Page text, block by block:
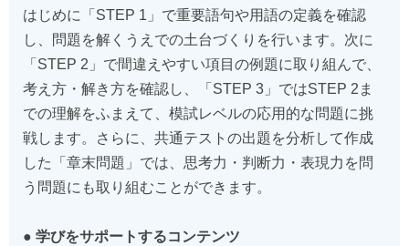
はじめに「STEP 1」で重要語句や用語の定義を確認
し、問題を解くうえでの土台づくりを行います。次に
「STEP 2」で間違えやすい項目の例題に取り組んで、
考え方・解き方を確認し、「STEP 3」ではSTEP 2ま
での理解をふまえて、模試レベルの応用的な問題に挑
戦します。さらに、共通テストの出題を分析して作成
した「章末問題」では、思考力・判断力・表現力を問
う問題にも取り組むことができます。
● 学びをサポートするコンテンツ